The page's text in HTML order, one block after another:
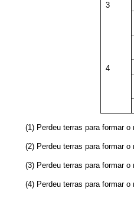
3
4
(1) Perdeu terras para formar
(2) Perdeu terras para formar
(3) Perdeu terras para formar
(4) Perdeu terras para formar